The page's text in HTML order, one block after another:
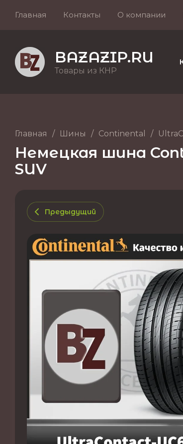
Главная Контакты О компании
BAZAZIP.RU
Товары из КНР
Главная / Шины / Continental /
Немецкая шина
SUV
Предыдущий